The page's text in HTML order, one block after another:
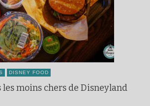
DISNEY FOOD
moins chers de Disneyland